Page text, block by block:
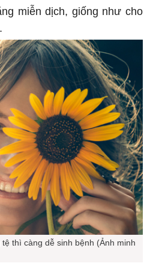
miễn dịch, giống như cho
thì càng dễ sinh bệnh (Ảnh minh